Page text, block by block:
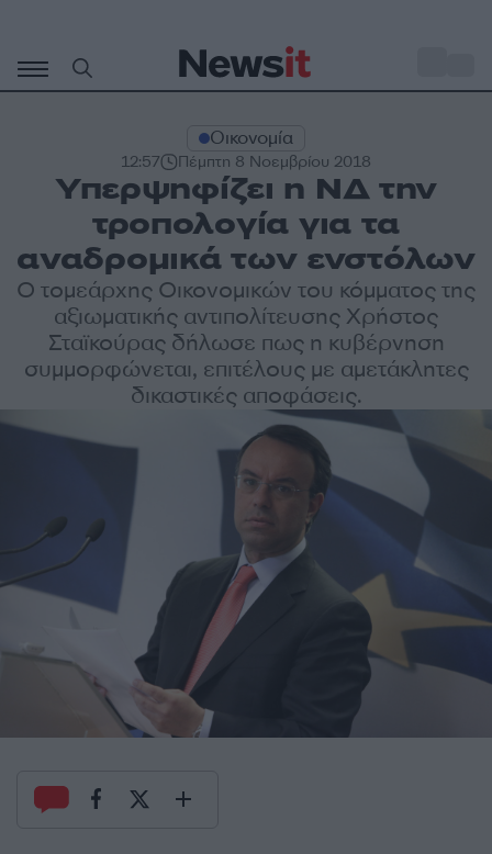
περιεχόμενο
Οικονομία
12:57 Πέμπτη 8 Νοεμβρίου 2018
Υπερψηφίζει η ΝΔ την
τροπολογία για τα
αναδρομικά των ενστόλων
Ο τομεάρχης Οικονομικών του κόμματος της
αξιωματικής αντιπολίτευσης Χρήστος
Σταϊκούρας δήλωσε πως η κυβέρνηση
συμμορφώνεται, επιτέλους με αμετάκλητες
δικαστικές αποφάσεις.